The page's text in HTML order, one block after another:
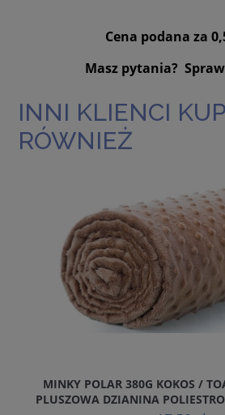
Cena podana za
Masz pytania?
INNI KLIENCI
RÓWNIEŻ
MINKY POLAR 380G KOKOS /
PLUSZOWA DZIANINA